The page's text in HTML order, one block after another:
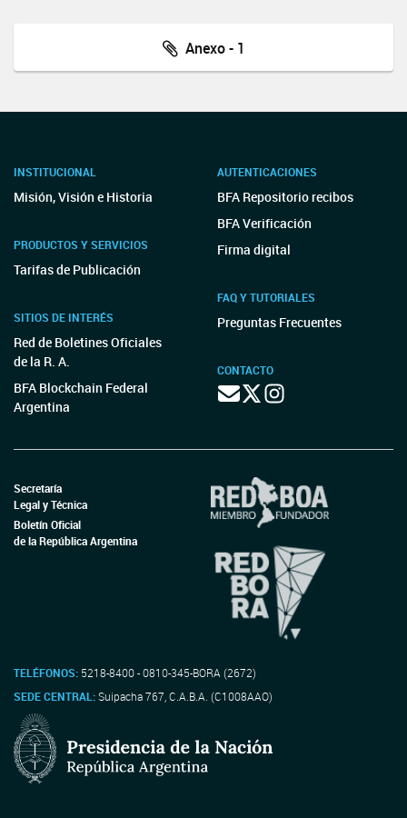
Anexo - 1
INSTITUCIONAL
Misión, Visión e Historia
PRODUCTOS Y SERVICIOS
Tarifas de Publicación
SITIOS DE INTERÉS
Red de Boletines Oficiales
de la R. A.
BFA Blockchain Federal
Argentina
AUTENTICACIONES
BFA Repositorio recibos
BFA Verificación
Firma digital
FAQ Y TUTORIALES
Preguntas Frecuentes
CONTACTO
Secretaría
Legal y Técnica
Boletín Oficial
de la República Argentina
TELÉFONOS: 5218-8400 - 0810-345-BORA (2672)
SEDE CENTRAL:Suipacha 767, C.A.B.A. (C1008AAO)